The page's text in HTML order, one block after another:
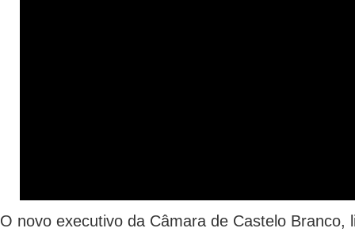
O novo executivo da Câmara de Castelo Branco,